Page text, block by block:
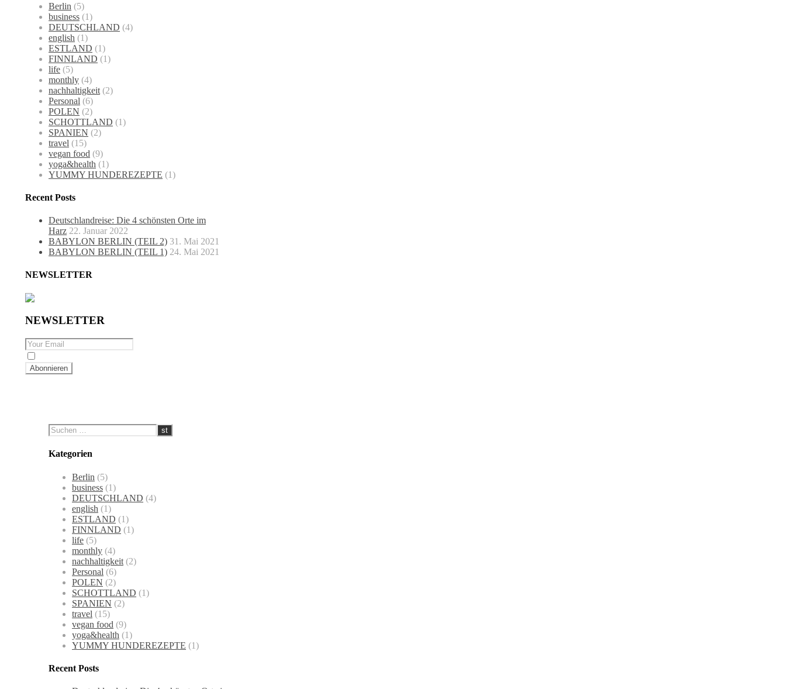
Berlin (5)
business (1)
DEUTSCHLAND (4)
english (1)
ESTLAND (1)
FINNLAND (1)
life (5)
monthly (4)
nachhaltigkeit (2)
Personal (6)
POLEN (2)
SCHOTTLAND (1)
SPANIEN (2)
travel (15)
vegan food (9)
yoga&health (1)
YUMMY HUNDEREZEPTE (1)
Recent Posts
Deutschlandreise: Die 4 schönsten Orte im
Harz 22. Januar 2022
BABYLON BERLIN (TEIL 2) 31. Mai 2021
BABYLON BERLIN (TEIL 1) 24. Mai 2021
NEWSLETTER
NEWSLETTER
Kategorien
Berlin (5)
business (1)
DEUTSCHLAND (4)
english (1)
ESTLAND (1)
FINNLAND (1)
life (5)
monthly (4)
nachhaltigkeit (2)
Personal (6)
POLEN (2)
SCHOTTLAND (1)
SPANIEN (2)
travel (15)
vegan food (9)
yoga&health (1)
YUMMY HUNDEREZEPTE (1)
Recent Posts